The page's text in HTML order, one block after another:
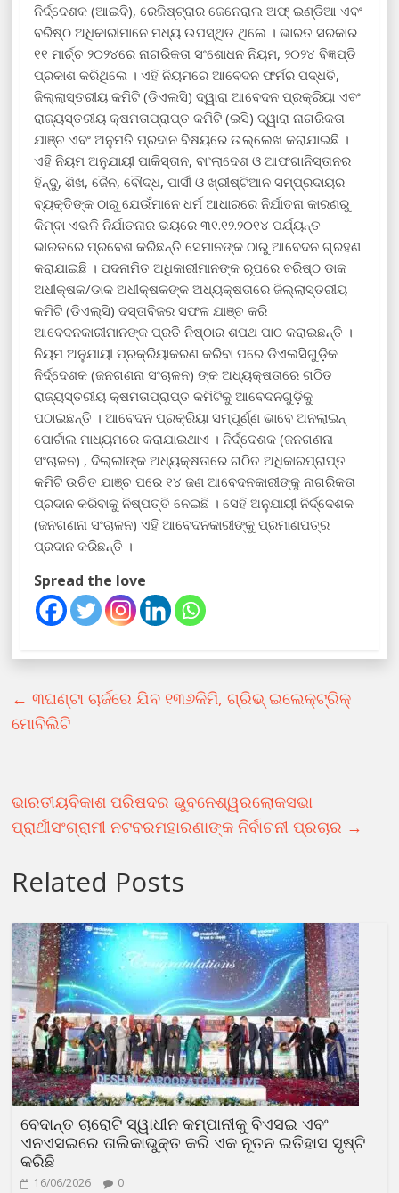
ନିର୍ଦ୍ଦେଶକ (ଆଇବି), ରେଜିଷ୍ଟ୍ରାର ଜେନେରାଲ ଅଫ୍ ଇଣ୍ଡିଆ ଏବଂ
ବରିଷ୍ଠ ଅଧିକାରୀମାନେ ମଧ୍ୟ ଉପସ୍ଥିତ ଥିଲେ । ଭାରତ ସରକାର
୧୧ ମାର୍ଚ୍ଚ ୨୦୨୪ରେ ନାଗରିକତା ସଂଶୋଧନ ନିୟମ, ୨୦୨୪ ବିଜ୍ଞପ୍ତି
ପ୍ରକାଶ କରିଥିଲେ । ଏହି ନିୟମରେ ଆବେଦନ ଫର୍ମର ପଦ୍ଧତି,
ଜିଲ୍ଲାସ୍ତରୀୟ କମିଟି (ଡିଏଲସି) ଦ୍ୱାରା ଆବେଦନ ପ୍ରକ୍ରିୟା ଏବଂ
ରାଜ୍ୟସ୍ତରୀୟ କ୍ଷମତାପ୍ରାପ୍ତ କମିଟି (ଇସି) ଦ୍ୱାରା ନାଗରିକତା
ଯାଞ୍ଚ ଏବଂ ଅନୁମତି ପ୍ରଦାନ ବିଷୟରେ ଉଲ୍ଲେଖ କରାଯାଇଛି ।
ଏହି ନିୟମ ଅନୁଯାୟୀ ପାକିସ୍ତାନ, ବାଂଲାଦେଶ ଓ ଆଫଗାନିସ୍ତାନର
ହିନ୍ଦୁ, ଶିଖ, ଜୈନ, ବୌଦ୍ଧ, ପାର୍ସୀ ଓ ଖ୍ରୀଷ୍ଟିଆନ ସମ୍ପ୍ରଦାୟର
ବ୍ୟକ୍ତିଙ୍କ ଠାରୁ ଯେଉଁମାନେ ଧର୍ମ ଆଧାରରେ ନିର୍ଯାତନା କାରଣରୁ
କିମ୍ବା ଏଭଳି ନିର୍ଯାତନାର ଭୟରେ ୩୧.୧୨.୨୦୧୪ ପର୍ଯ୍ୟନ୍ତ
ଭାରତରେ ପ୍ରବେଶ କରିଛନ୍ତି ସେମାନଙ୍କ ଠାରୁ ଆବେଦନ ଗ୍ରହଣ
କରାଯାଇଛି । ପଦନାମିତ ଅଧିକାରୀମାନଙ୍କ ରୂପରେ ବରିଷ୍ଠ ଡାକ
ଅଧୀକ୍ଷକ/ଡାକ ଅଧୀକ୍ଷକଙ୍କ ଅଧ୍ୟକ୍ଷତାରେ ଜିଲ୍ଲାସ୍ତରୀୟ
କମିଟି (ଡିଏଲ୍ସି) ଦସ୍ତାବିଜର ସଫଳ ଯାଞ୍ଚ କରି
ଆବେଦନକାରୀମାନଙ୍କ ପ୍ରତି ନିଷ୍ଠାର ଶପଥ ପାଠ କରାଇଛନ୍ତି ।
ନିୟମ ଅନୁଯାୟୀ ପ୍ରକ୍ରିୟାକରଣ କରିବା ପରେ ଡିଏଲସିଗୁଡ଼ିକ
ନିର୍ଦ୍ଦେଶକ (ଜନଗଣନା ସଂଚାଳନ) ଙ୍କ ଅଧ୍ୟକ୍ଷତାରେ ଗଠିତ
ରାଜ୍ୟସ୍ତରୀୟ କ୍ଷମତାପ୍ରାପ୍ତ କମିଟିକୁ ଆବେଦନଗୁଡ଼ିକୁ
ପଠାଇଛନ୍ତି । ଆବେଦନ ପ୍ରକ୍ରିୟା ସମ୍ପୂର୍ଣ୍ଣ ଭାବେ ଅନଲାଇନ୍
ପୋର୍ଟାଲ ମାଧ୍ୟମରେ କରାଯାଇଥାଏ । ନିର୍ଦ୍ଦେଶକ (ଜନଗଣନା
ସଂଚାଳନ) , ଦିଲ୍ଲୀଙ୍କ ଅଧ୍ୟକ୍ଷତାରେ ଗଠିତ ଅଧିକାରପ୍ରାପ୍ତ
କମିଟି ଉଚିତ ଯାଞ୍ଚ ପରେ ୧୪ ଜଣ ଆବେଦନକାରୀଙ୍କୁ ନାଗରିକତା
ପ୍ରଦାନ କରିବାକୁ ନିଷ୍ପତ୍ତି ନେଇଛି । ସେହି ଅନୁଯାୟୀ ନିର୍ଦ୍ଦେଶକ
(ଜନଗଣନା ସଂଚାଳନ) ଏହି ଆବେଦନକାରୀଙ୍କୁ ପ୍ରମାଣପତ୍ର
ପ୍ରଦାନ କରିଛନ୍ତି ।
Spread the love
← ୩ଘଣ୍ଟା ଚାର୍ଜରେ ଯିବ ୧୩୬କିମି, ଗ୍ରିଭ୍ ଇଲେକ୍ଟ୍ରିକ୍
ମୋବିଲିଟି
ଭାରତୀୟବିକାଶ ପରିଷଦର ଭୁବନେଶ୍ୱରଲୋକସଭା
ପ୍ରାର୍ଥୀସଂଗ୍ରାମୀ ନଟବରମହାରଣାଙ୍କ ନିର୍ବାଚନୀ ପ୍ରଚାର →
Related Posts
ବେଦାନ୍ତ ଚାରୋଟି ସ୍ୱାଧୀନ କମ୍ପାନୀକୁ ବିଏସଇ ଏବଂ
ଏନଏସଇରେ ତାଲିକାଭୁକ୍ତ କରି ଏକ ନୂତନ ଇତିହାସ ସୃଷ୍ଟି
କରିଛି
16/06/2026 0